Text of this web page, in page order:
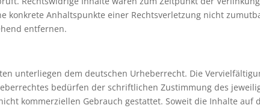
Anhaltspunkte einer Rechtsverletzung nicht
entfernen.
unterliegen dem deutschen Urheberrecht. Die
bedürfen der schriftlichen Zustimmung des
kommerziellen Gebrauch gestattet. Soweit die Inhalte auf